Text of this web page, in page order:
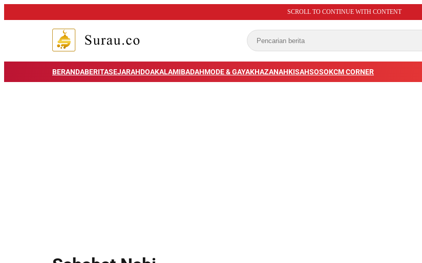
SCROLL TO CONTINUE WITH CONTENT
BERANDABERITASEJARAHDOAKALAMIBADAHMODE & GAYAKHAZANAHKISAHSOSOKCM CORNER